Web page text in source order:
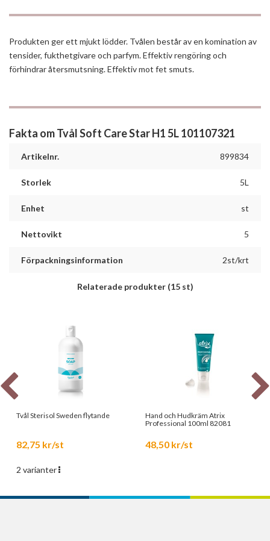
Produkten ger ett mjukt lödder. Tvålen består av en komination av
tensider, fukthetgivare och parfym. Effektiv rengöring och
förhindrar återsmutsning. Effektiv mot fet smuts.
Fakta om Tvål Soft Care Star H1 5L 101107321
Artikelnr. 899834
Storlek 5L
Enhet st
Nettovikt 5
Förpackningsinformation 2st/krt
Relaterade produkter (15 st)
Tvål Sterisol Sweden flytande
82,75 kr/st
2 varianter
Hand och Hudkräm Atrix
Professional 100ml 82081
48,50 kr/st